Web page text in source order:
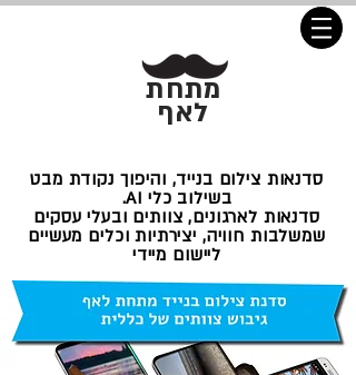
מתחת
לאף
סדנאות צילום בנייד, והיפוך נקודת מבט
בשילוב כלי AI.
סדנאות לארגונים, צוותים ובעלי עסקים
שמשלבות חוויה, יצירתיות וכלים מעשיים
ליישום מיידי